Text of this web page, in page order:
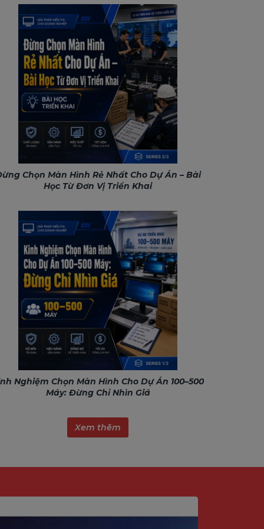
Chọn Màn Hình Rẻ Nhất Cho Dự Án – Bài
Học Từ Đơn Vị Triển Khai
Nghiệm Chọn Màn Hình Cho Dự Án 100–500
Máy: Đừng Chỉ Nhìn Giá
Xem thêm